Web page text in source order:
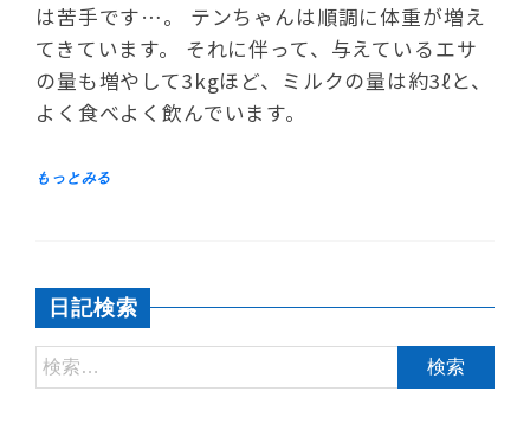
は苦手です…。 テンちゃんは順調に体重が増え
てきています。 それに伴って、与えているエサ
の量も増やして3kgほど、ミルクの量は約3ℓと、
よく食べよく飲んでいます。
日記検索